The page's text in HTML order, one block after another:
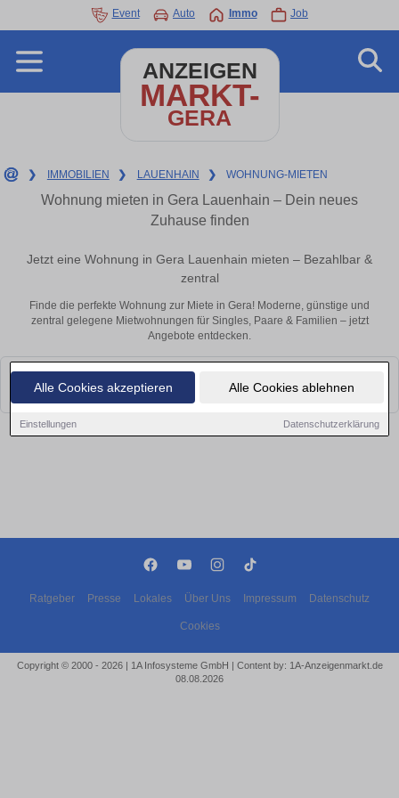
Alle Cookies akzeptieren Alle Cookies ablehnen
Einstellungen Datenschutzerklärung
Event Auto Immo Job
ANZEIGEN
MARKT-
GERA
❯ IMMOBILIEN ❯ LAUENHAIN ❯ WOHNUNG-MIETEN
Wohnung mieten in Gera Lauenhain – Dein neues
Zuhause finden
Jetzt eine Wohnung in Gera Lauenhain mieten – Bezahlbar &
zentral
Finde die perfekte Wohnung zur Miete in Gera! Moderne, günstige und
zentral gelegene Mietwohnungen für Singles, Paare & Familien – jetzt
Angebote entdecken.
Leider konnten wir derzeit keine passenden Objekte finden. Schauen Sie
bald wieder vorbei!
Ratgeber Presse Lokales Über Uns Impressum Datenschutz
Cookies
Copyright © 2000 - 2026 | 1A Infosysteme GmbH | Content by: 1A-Anzeigenmarkt.de
08.08.2026